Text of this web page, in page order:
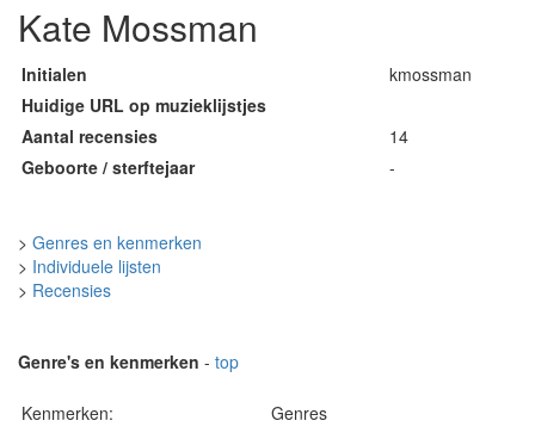
Kate Mossman
Initialen
kmossman
Huidige URL op muzieklijstjes
Aantal recensies
14
Geboorte / sterftejaar
-
> Genres en kenmerken
> Individuele lijsten
> Recensies
Genre's en kenmerken - top
Kenmerken: Genres